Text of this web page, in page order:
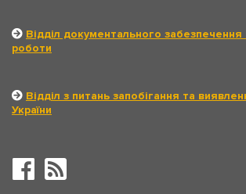
Відділ документального забезпечення
роботи
Відділ з питань запобігання та
України